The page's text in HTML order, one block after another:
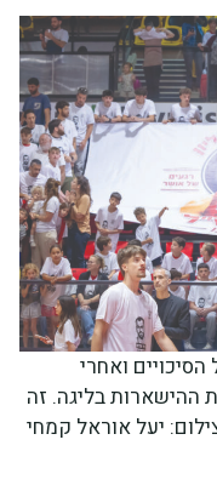
ואחרי
ההישארות בליגה. זה
יעל אוראל קמחי